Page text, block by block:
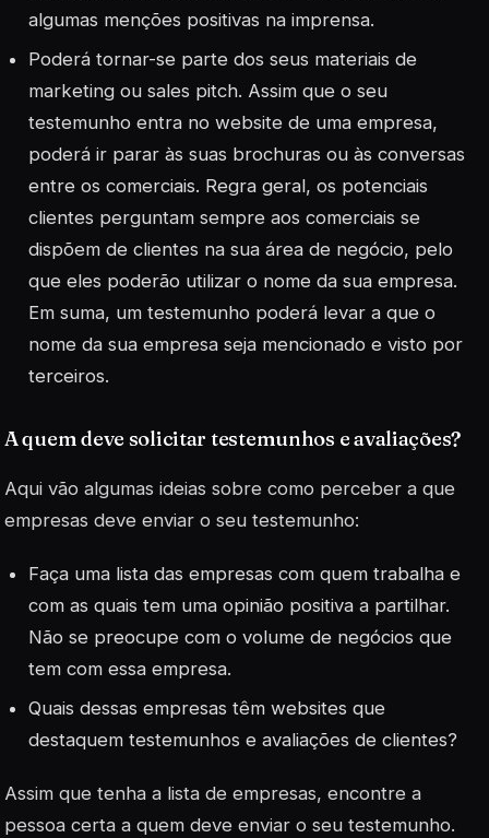
algumas menções positivas na imprensa.
Poderá tornar-se parte dos seus materiais de
marketing ousales pitch. Assim que o seu
testemunho entra no website de uma empresa,
poderá ir parar às suas brochuras ou às conversas
entre os comerciais. Regra geral, os potenciais
clientes perguntam sempre aos comerciais se
dispõem de clientes na sua área de negócio, pelo
que eles poderão utilizar o nome da sua empresa.
Em suma, um testemunho poderá levar a que o
nome da sua empresa seja mencionado e visto por
terceiros.
A quem deve solicitar testemunhos e avaliações?
Aqui vão algumas ideias sobre como perceber a que
empresas deve enviar o seu testemunho:
Faça uma lista das empresas com quem trabalha e
com as quais tem uma opinião positiva a partilhar.
Não se preocupe com o volume de negócios que
tem com essa empresa.
Quais dessas empresas têm websites que
destaquem testemunhos e avaliações de clientes?
Assim que tenha a lista de empresas, encontre a
pessoa certa a quem deve enviar o seu testemunho.